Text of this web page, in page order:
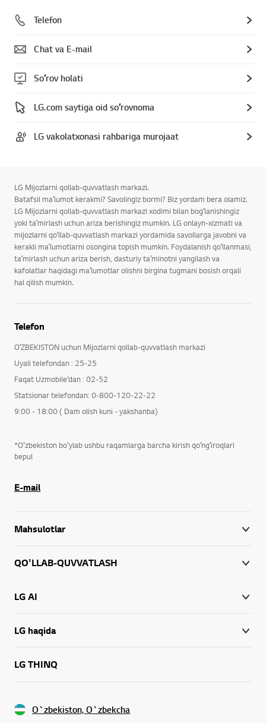
Telefon
Chat va E-mail
Soʻrov holati
LG.com saytiga oid soʻrovnoma
LG vakolatxonasi rahbariga murojaat
LG Mijozlarni qollab-quvvatlash markazi.
Batafsil maʼlumot kerakmi? Savolingiz bormi? Biz yordam bera olamiz.
LG Mijozlarni qollab-quvvatlash markazi xodimi bilan bogʻlanishingiz
yoki taʼmirlash uchun ariza berishingiz mumkin. LG onlayn-xizmati va
mijozlarni qoʻllab-quvvatlash markazi yordamida savollarga javobni va
kerakli maʼlumotlarni osongina topish mumkin. Foydalanish qoʻllanmasi,
taʼmirlash uchun ariza berish, dasturiy taʼminotni yangilash va
kafolatlar haqidagi maʼlumotlar olishni birgina tugmani bosish orqali
hal qilish mumkin.
Telefon
OʻZBEKISTON uchun Mijozlarni qollab-quvvatlash markazi
Uyali telefondan : 25-25
Faqat Uzmobile’dan : 02-52
Statsionar telefondan: 0-800-120-22-22
9:00 - 18:00 ( Dam olish kuni - yakshanba)
*O'zbekiston bo'ylab ushbu raqamlarga barcha kirish qoʻngʻiroqlari
bepul
E-mail
Mahsulotlar
QO'LLAB-QUVVATLASH
LG AI
LG haqida
LG THINQ
O`zbekiston, O`zbekcha